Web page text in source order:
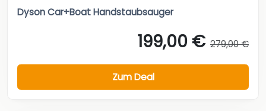
Dyson Car+Boat Handstaubsauger
199,00 € 279,00 €
Zum Deal